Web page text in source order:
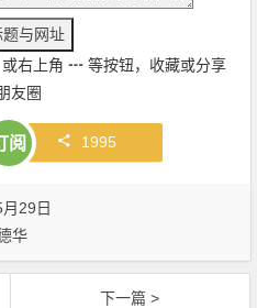
或右上角 ┅ 等按钮，收藏或分享
友圈
阅 1995
29日
华
下一篇 >